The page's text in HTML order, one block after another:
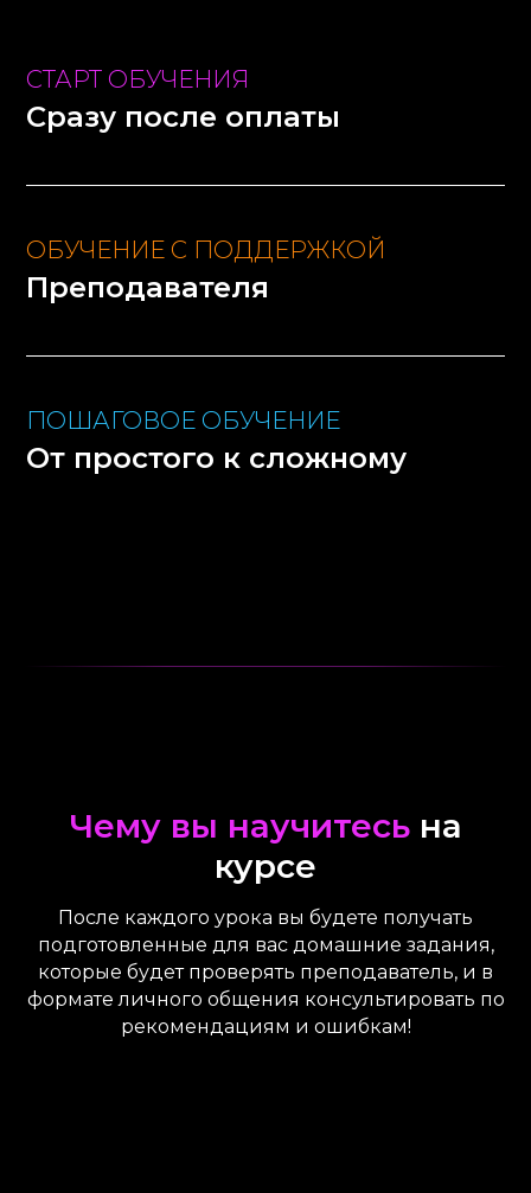
СТАРТ ОБУЧЕНИЯ
Сразу после оплаты
ОБУЧЕНИЕ С ПОДДЕРЖКОЙ
Преподавателя
ПОШАГОВОЕ ОБУЧЕНИЕ
От простого к сложному
Чему вы научитесьна
курсе
После каждого урока вы будете получать
подготовленные для вас домашние задания,
которые будет проверять преподаватель, и в
формате личного общения консультировать по
рекомендациям и ошибкам!